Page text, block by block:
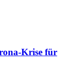
Krise für